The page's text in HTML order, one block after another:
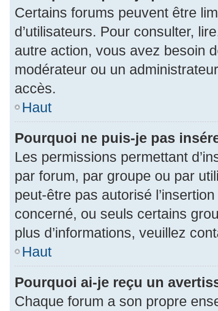
Certains forums peuvent être
d’utilisateurs. Pour consulter,
autre action, vous avez besoin
modérateur ou un
accès.
Haut
Pourquoi ne puis-je pas
Les permissions permettant
par forum, par groupe ou par
peut-être pas autorisé
concerné, ou seuls certains
plus d’informations, veuillez
Haut
Pourquoi ai-je reçu un
Chaque forum a son propre